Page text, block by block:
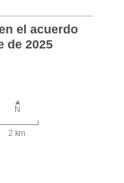
el acuerdo
de 2025
N
2 km